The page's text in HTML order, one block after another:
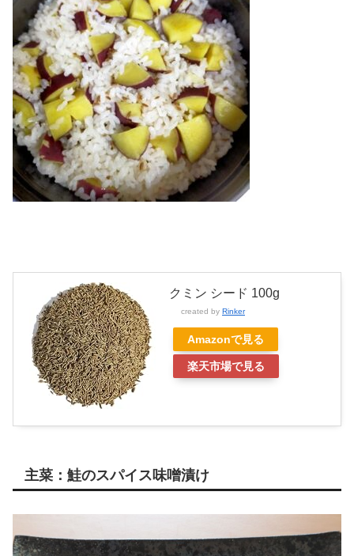
クミン シード 100g
created by Rinker
Amazonで見る
楽天市場で見る
主菜：鮭のスパイス味噌漬け